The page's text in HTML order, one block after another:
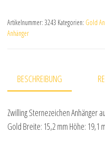
Artikelnummer: 3243 Kategorien: Gold
Anhänger
BESCHREIBUNG
Zwilling Sternezeichen Anhänger
Gold Breite: 15,2 mm Höhe: 19,1